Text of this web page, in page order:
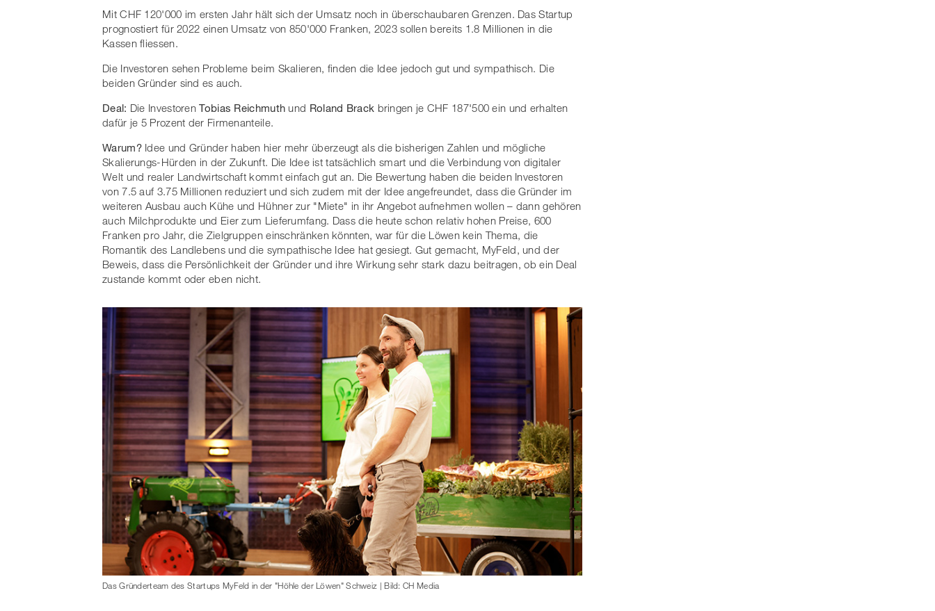
Mit CHF 120'000 im ersten Jahr hält sich der Umsatz noch in überschaubaren Grenzen. Das Startup
prognostiert für 2022 einen Umsatz von 850'000 Franken, 2023 sollen bereits 1.8 Millionen in die
Kassen fliessen.
Die Investoren sehen Probleme beim Skalieren, finden die Idee jedoch gut und sympathisch. Die
beiden Gründer sind es auch.
Deal: Die InvestorenTobias Reichmuth und Roland Brack bringen je CHF 187'500 ein und erhalten
dafür je 5 Prozent der Firmenanteile.
Warum? Idee und Gründer haben hier mehr überzeugt als die bisherigen Zahlen und mögliche
Skalierungs-Hürden in der Zukunft. Die Idee ist tatsächlich smart und die Verbindung von digitaler
Welt und realer Landwirtschaft kommt einfach gut an. Die Bewertung haben die beiden Investoren
von 7.5 auf 3.75 Millionen reduziert und sich zudem mit der Idee angefreundet, dass die Gründer im
weiteren Ausbau auch Kühe und Hühner zur "Miete" in ihr Angebot aufnehmen wollen – dann gehören
auch Milchprodukte und Eier zum Lieferumfang. Dass die heute schon relativ hohen Preise, 600
Franken pro Jahr, die Zielgruppen einschränken könnten, war für die Löwen kein Thema, die
Romantik des Landlebens und die sympathische Idee hat gesiegt. Gut gemacht, MyFeld, und der
Beweis, dass die Persönlichkeit der Gründer und ihre Wirkung sehr stark dazu beitragen, ob ein Deal
zustande kommt oder eben nicht.
Das Gründerteam des Startups MyFeld in der "Höhle der Löwen" Schweiz | Bild: CH Media